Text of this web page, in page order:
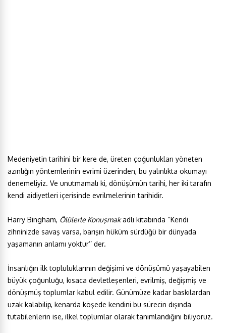
Medeniyetin tarihini bir kere de, üreten çoğunlukları yöneten
azınlığın yöntemlerinin evrimi üzerinden, bu yalınlıkta okumayı
denemeliyiz. Ve unutmamalı ki, dönüşümün tarihi, her iki tarafın
kendi aidiyetleri içerisinde evrilmelerinin tarihidir.
Harry Bingham, Ölülerle Konuşmakadlı kitabında “Kendi
zihninizde savaş varsa, barışın hüküm sürdüğü bir dünyada
yaşamanın anlamı yoktur’’ der.
İnsanlığın ilk topluluklarının değişimi ve dönüşümü yaşayabilen
büyük çoğunluğu, kısaca devletleşenleri, evrilmiş, değişmiş ve
dönüşmüş toplumlar kabul edilir. Günümüze kadar baskılardan
uzak kalabilip, kenarda köşede kendini bu sürecin dışında
tutabilenlerin ise, ilkel toplumlar olarak tanımlandığını biliyoruz.